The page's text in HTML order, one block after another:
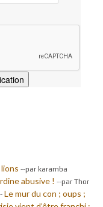
--par karamba
abusive ! --par Thor
Le mur du con ; oups ;